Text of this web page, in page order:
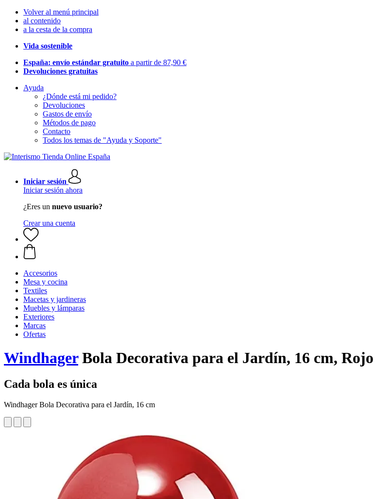
Volver al menú principal
al contenido
a la cesta de la compra
Vida sostenible
España: envío estándar gratuito a partir de 87,90 €
Devoluciones gratuitas
Ayuda
¿Dónde está mi pedido?
Devoluciones
Gastos de envío
Métodos de pago
Contacto
Todos los temas de "Ayuda y Soporte"
Iniciar sesión
Iniciar sesión ahora
¿Eres un nuevo usuario?
Crear una cuenta
Accesorios
Mesa y cocina
Textiles
Macetas y jardineras
Muebles y lámparas
Exteriores
Marcas
Ofertas
WindhagerBola Decorativa para el Jardín, 16 cm, Rojo
Cada bola es única
Windhager Bola Decorativa para el Jardín, 16 cm